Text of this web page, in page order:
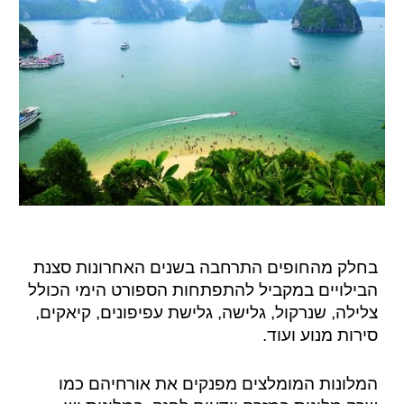
בחלק מהחופים התרחבה בשנים האחרונות סצנת
הבילויים במקביל להתפתחות הספורט הימי הכולל
צלילה, שנרקול, גלישה, גלישת עפיפונים, קיאקים,
סירות מנוע ועוד.
המלונות המומלצים מפנקים את אורחיהם כמו